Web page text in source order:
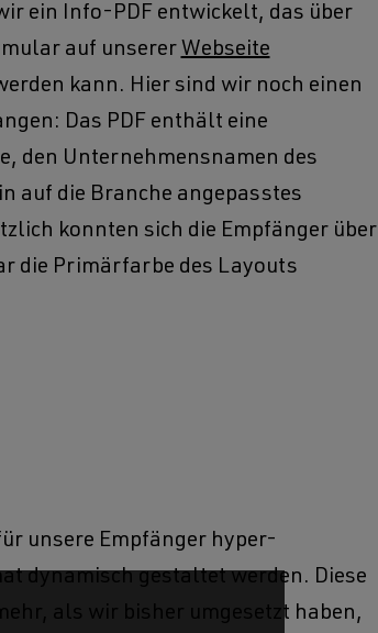
ein Info-PDF entwickelt, das über
auf unserer Webseite
kann. Hier sind wir noch einen
Das PDF enthält eine
den Unternehmensnamen des
auf die Branche angepasstes
konnten sich die Empfänger über
die Primärfarbe des Layouts
unsere Empfänger hyper-
dynamisch gestaltet werden. Diese
als wir bisher umgesetzt haben,